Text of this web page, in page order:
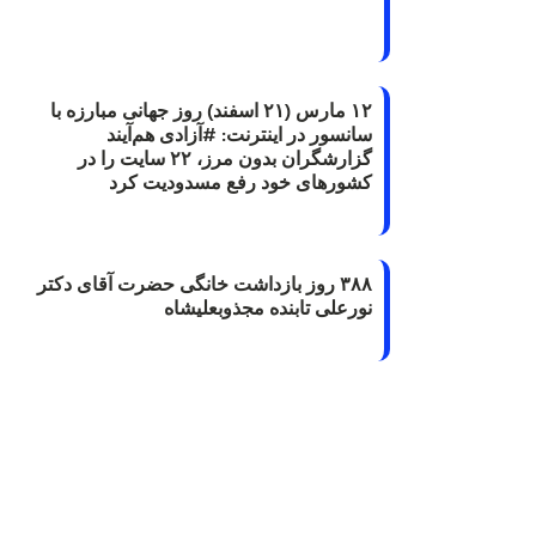
۱۲ مارس (۲۱ اسفند) روز جهانی مبارزه با
سانسور در اینترنت: #آزادی هم‌آیند
گزارشگران‌ بدون مرز، ۲۲ سایت را در
کشورهای خود رفع مسدودیت کرد
۳۸۸ روز بازداشت خانگی حضرت آقای دکتر
نورعلی تابنده مجذوبعلیشاه